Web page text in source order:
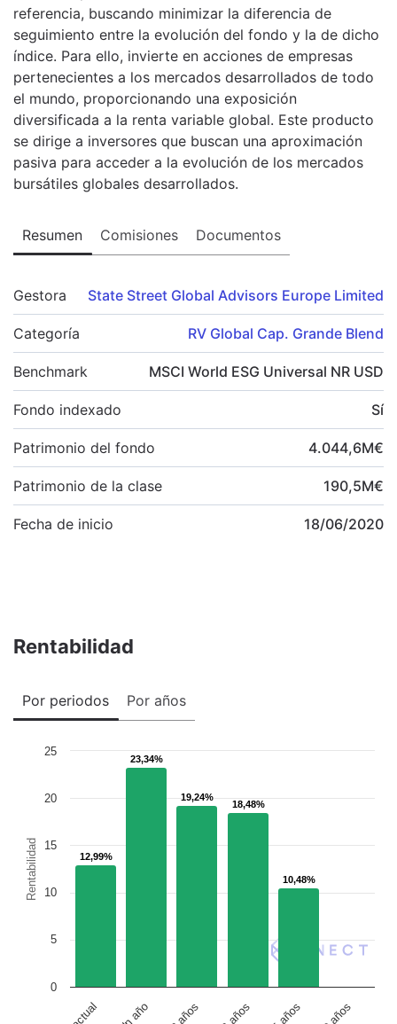
referencia, buscando minimizar la diferencia de
seguimiento entre la evolución del fondo y la de dicho
índice. Para ello, invierte en acciones de empresas
pertenecientes a los mercados desarrollados de todo
el mundo, proporcionando una exposición
diversificada a la renta variable global. Este producto
se dirige a inversores que buscan una aproximación
pasiva para acceder a la evolución de los mercados
bursátiles globales desarrollados.
Resumen Comisiones Documentos
Gestora State Street Global Advisors Europe Limited
Categoría RV Global Cap. Grande Blend
Benchmark MSCI World ESG Universal NR USD
Fondo indexado Sí
Patrimonio del fondo 4.044,6M€
Patrimonio de la clase 190,5M€
Fecha de inicio 18/06/2020
Rentabilidad
Por periodos Por años
Rentabilidad 12,99%
12,99%
23,34%
23,34%
19,24%
19,24%
18,48%
18,48%
10,48%
10,48%
Un año 2 años 3 años 5 años
0
5
10
15
20
25